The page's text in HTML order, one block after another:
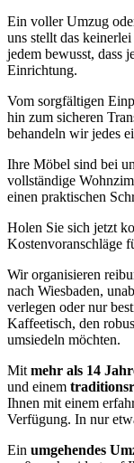
Ein voller Umzug
uns stellt das
jedem bewusst, dass
Einrichtung.
Vom sorgfältigen
hin zum sicheren
behandeln wir jedes
Ihre Möbel sind bei
vollständige
einen praktischen
Holen Sie sich jetzt
Kostenvoranschläge
Wir organisieren
nach Wiesbaden,
verlegen oder nur
Kaffeetisch, den
umsiedeln möchten.
Mit mehr als 14
und einem
Ihnen mit einem
Verfügung. In nur
Ein umgehendes